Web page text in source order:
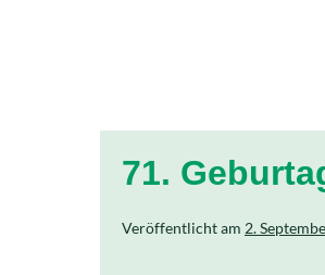
71.
Veröffentlicht am 2.